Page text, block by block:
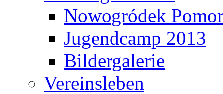
Nowogródek
Jugendcamp 2013
Bildergalerie
Vereinsleben